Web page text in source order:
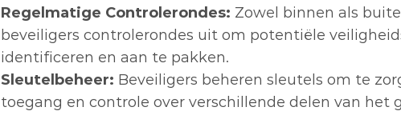
Regelmatige Controlerondes: Zowel binnen als
beveiligers controlerondes uit om potentiële
identificeren en aan te pakken.
Sleutelbeheer: Beveiligers beheren sleutels om te
toegang en controle over verschillende delen van het